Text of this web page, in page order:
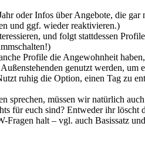
oder Infos über Angebote, die gar
und ggf. wieder reaktivieren.)
und folgt stattdessen
Profile die Angewohnheit
genutzt werden, um
ruhig die Option, einen Tag zu
sprechen, müssen wir natürlich
für euch sind? Entweder ihr löscht
halt – vgl. auch Basissatz